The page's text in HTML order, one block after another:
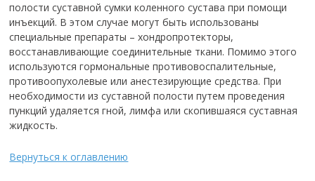
полости суставной сумки коленного сустава при помощи
инъекций. В этом случае могут быть использованы
специальные препараты – хондропротекторы,
восстанавливающие соединительные ткани. Помимо этого
используются гормональные противовоспалительные,
противоопухолевые или анестезирующие средства. При
необходимости из суставной полости путем проведения
пункций удаляется гной, лимфа или скопившаяся суставная
жидкость.
Вернуться к оглавлению